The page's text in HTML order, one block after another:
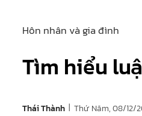
Hôn nhân và gia đình
Tìm hiểu
Thái Thành | Thứ Năm, 08/12/